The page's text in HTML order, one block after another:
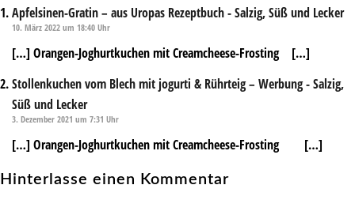
Apfelsinen-Gratin – aus Uropas Rezeptbuch - Salzig, Süß und Lecker
10. März 2022 um 18:40 Uhr
[…] Orangen-Joghurtkuchen mit Creamcheese-Frosting […]
Stollenkuchen vom Blech mit jogurti & Rührteig – Werbung - Salzig,
Süß und Lecker
3. Dezember 2021 um 7:31 Uhr
[…] Orangen-Joghurtkuchen mit Creamcheese-Frosting […]
Hinterlasse einen Kommentar